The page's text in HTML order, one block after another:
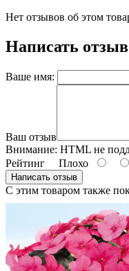
Нет отзывов об этом
Написать отзыв
Ваше имя:
Ваш отзыв
Внимание: HTML не
Рейтинг Плохо
Написать отзыв
С этим товаром также